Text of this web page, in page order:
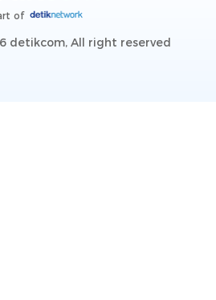
of
detikcom, All right reserved